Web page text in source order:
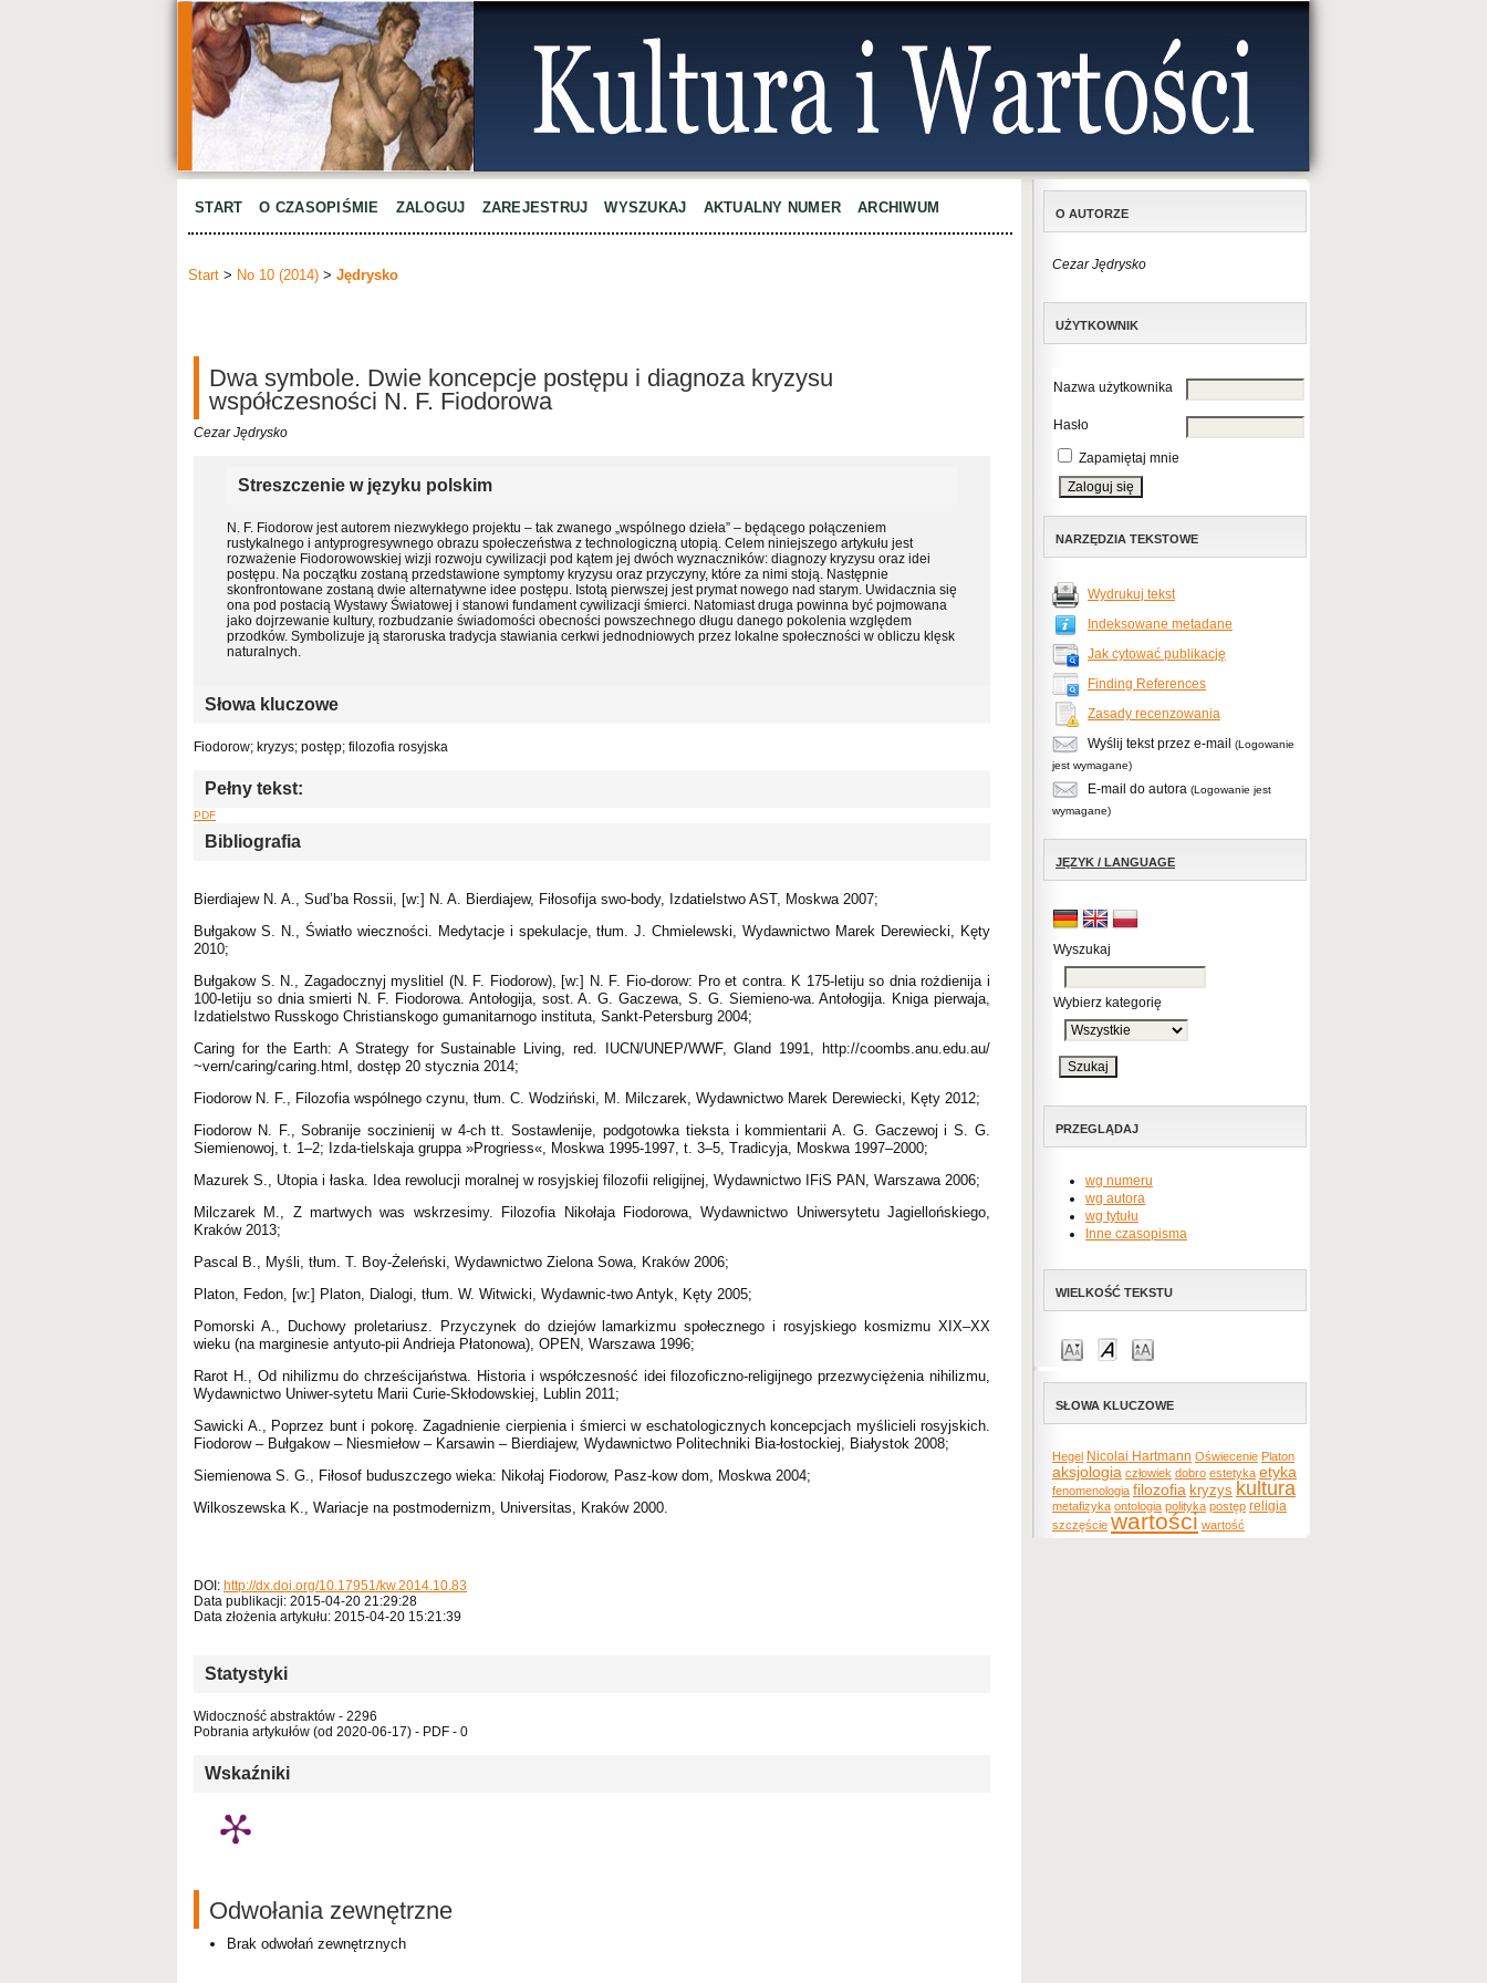
O AUTORZE
Cezar Jędrysko
UŻYTKOWNIK
Nazwa użytkownika
Hasło
Zapamiętaj mnie
NARZĘDZIA TEKSTOWE
Wydrukuj tekst
Indeksowane metadane
Jak cytować publikację
Finding References
Zasady recenzowania
Wyślij tekst przez e-mail
(Logowanie
jest wymagane)
E-mail do autora (Logowanie jest
wymagane)
JĘZYK / LANGUAGE
Wyszukaj
Wybierz kategorię
PRZEGLĄDAJ
wg numeru
wg autora
wg tytułu
Inne czasopisma
WIELKOŚĆ TEKSTU
SŁOWA KLUCZOWE
Hegel Nicolai Hartmann Oświecenie Platon
aksjologia człowiek dobro estetyka etyka
fenomenologia filozofia kryzys kultura
metafizyka ontologia polityka postęp religia
szczęście wartości wartość
START O CZASOPIŚMIE ZALOGUJ ZAREJESTRUJ WYSZUKAJ AKTUALNY NUMER ARCHIWUM
Start > No 10 (2014) > Jędrysko
Dwa symbole. Dwie koncepcje postępu i diagnoza kryzysu
współczesności N. F. Fiodorowa
Cezar Jędrysko
Streszczenie w języku polskim
N. F. Fiodorow jest autorem niezwykłego projektu – tak zwanego „wspólnego dzieła” – będącego połączeniem
rustykalnego i antyprogresywnego obrazu społeczeństwa z technologiczną utopią. Celem niniejszego artykułu jest
rozważenie Fiodorowowskiej wizji rozwoju cywilizacji pod kątem jej dwóch wyznaczników: diagnozy kryzysu oraz idei
postępu. Na początku zostaną przedstawione symptomy kryzysu oraz przyczyny, które za nimi stoją. Następnie
skonfrontowane zostaną dwie alternatywne idee postępu. Istotą pierwszej jest prymat nowego nad starym. Uwidacznia się
ona pod postacią Wystawy Światowej i stanowi fundament cywilizacji śmierci. Natomiast druga powinna być pojmowana
jako dojrzewanie kultury, rozbudzanie świadomości obecności powszechnego długu danego pokolenia względem
przodków. Symbolizuje ją staroruska tradycja stawiania cerkwi jednodniowych przez lokalne społeczności w obliczu klęsk
naturalnych.
Słowa kluczowe
Fiodorow; kryzys; postęp; filozofia rosyjska
Pełny tekst:
PDF
Bibliografia
Bierdiajew N. A., Sud’ba Rossii, [w:] N. A. Bierdiajew, Fiłosofija swo-body, Izdatielstwo AST, Moskwa 2007;
Bułgakow S. N., Światło wieczności. Medytacje i spekulacje, tłum. J. Chmielewski, Wydawnictwo Marek Derewiecki, Kęty
2010;
Bułgakow S. N., Zagadocznyj myslitiel (N. F. Fiodorow), [w:] N. F. Fio-dorow: Pro et contra. K 175-letiju so dnia rożdienija i
100-letiju so dnia smierti N. F. Fiodorowa. Antołogija, sost. A. G. Gaczewa, S. G. Siemieno-wa. Antołogija. Kniga pierwaja,
Izdatielstwo Russkogo Christianskogo gumanitarnogo instituta, Sankt-Petersburg 2004;
Caring for the Earth: A Strategy for Sustainable Living, red. IUCN/UNEP/WWF, Gland 1991, http://coombs.anu.edu.au/
~vern/caring/caring.html, dostęp 20 stycznia 2014;
Fiodorow N. F., Filozofia wspólnego czynu, tłum. C. Wodziński, M. Milczarek, Wydawnictwo Marek Derewiecki, Kęty 2012;
Fiodorow N. F., Sobranije soczinienij w 4-ch tt. Sostawlenije, podgotowka tieksta i kommientarii A. G. Gaczewoj i S. G.
Siemienowoj, t. 1–2; Izda-tielskaja gruppa »Progriess«, Moskwa 1995-1997, t. 3–5, Tradicyja, Moskwa 1997–2000;
Mazurek S., Utopia i łaska. Idea rewolucji moralnej w rosyjskiej filozofii religijnej, Wydawnictwo IFiS PAN, Warszawa 2006;
Milczarek M., Z martwych was wskrzesimy. Filozofia Nikołaja Fiodorowa, Wydawnictwo Uniwersytetu Jagiellońskiego,
Kraków 2013;
Pascal B., Myśli, tłum. T. Boy-Żeleński, Wydawnictwo Zielona Sowa, Kraków 2006;
Platon, Fedon, [w:] Platon, Dialogi, tłum. W. Witwicki, Wydawnic-two Antyk, Kęty 2005;
Pomorski A., Duchowy proletariusz. Przyczynek do dziejów lamarkizmu społecznego i rosyjskiego kosmizmu XIX–XX
wieku (na marginesie antyuto-pii Andrieja Płatonowa), OPEN, Warszawa 1996;
Rarot H., Od nihilizmu do chrześcijaństwa. Historia i współczesność idei filozoficzno-religijnego przezwyciężenia nihilizmu,
Wydawnictwo Uniwer-sytetu Marii Curie-Skłodowskiej, Lublin 2011;
Sawicki A., Poprzez bunt i pokorę. Zagadnienie cierpienia i śmierci w eschatologicznych koncepcjach myślicieli rosyjskich.
Fiodorow – Bułgakow – Niesmiełow – Karsawin – Bierdiajew, Wydawnictwo Politechniki Bia-łostockiej, Białystok 2008;
Siemienowa S. G., Fiłosof buduszczego wieka: Nikołaj Fiodorow, Pasz-kow dom, Moskwa 2004;
Wilkoszewska K., Wariacje na postmodernizm, Universitas, Kraków 2000.
DOI: http://dx.doi.org/10.17951/kw.2014.10.83
Data publikacji: 2015-04-20 21:29:28
Data złożenia artykułu: 2015-04-20 15:21:39
Statystyki
Widoczność abstraktów - 2296
Pobrania artykułów (od 2020-06-17) - PDF - 0
Wskaźniki
Odwołania zewnętrzne
Brak odwołań zewnętrznych